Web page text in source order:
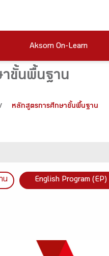
Aksorn On-Learn
ขั้นพื้นฐาน
/ หลักสูตรการศึกษาขั้นพื้นฐาน
น English Program (EP)